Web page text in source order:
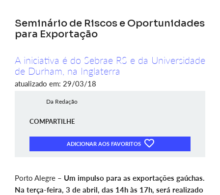
Seminário de Riscos e Oportunidades
para Exportação
A iniciativa é do Sebrae RS e da Universidade
de Durham, na Inglaterra
atualizado em: 29/03/18
Da Redação
COMPARTILHE
ADICIONAR AOS FAVORITOS
Porto Alegre – Um impulso para as exportações gaúchas.
Na terça-feira, 3 de abril, das 14h às 17h, será realizado